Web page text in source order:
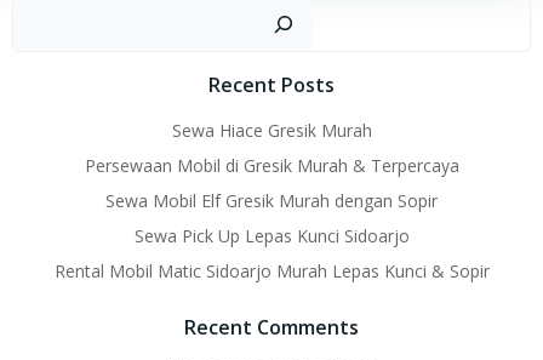
Recent Posts
Sewa Hiace Gresik Murah
Persewaan Mobil di Gresik Murah & Terpercaya
Sewa Mobil Elf Gresik Murah dengan Sopir
Sewa Pick Up Lepas Kunci Sidoarjo
Rental Mobil Matic Sidoarjo Murah Lepas Kunci & Sopir
Recent Comments